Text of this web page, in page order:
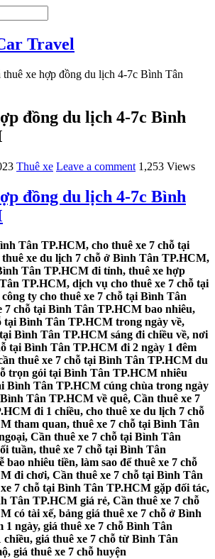
Travel
thuê xe hợp đồng du lịch 4-7c Bình Tân
đồng du lịch 4-7c Bình
Thuê xe Leave a comment 1,253 Views
đồng du lịch 4-7c Bình
Tân TP.HCM, cho thuê xe 7 chỗ tại
xe du lịch 7 chỗ ở Bình Tân TP.HCM,
Tân TP.HCM đi tỉnh, thuê xe hợp
TP.HCM, dịch vụ cho thuê xe 7 chỗ tại
ty cho thuê xe 7 chỗ tại Bình Tân
7 chỗ tại Bình Tân TP.HCM bao nhiêu,
tại Bình Tân TP.HCM trong ngày về,
Bình Tân TP.HCM sáng đi chiều về, nơi
tại Bình Tân TP.HCM đi 2 ngày 1 đêm
thuê xe 7 chỗ tại Bình Tân TP.HCM du
trọn gói tại Bình Tân TP.HCM nhiêu
Bình Tân TP.HCM cúng chùa trong ngày
Tân TP.HCM về quê, Cần thuê xe 7
đi 1 chiều, cho thuê xe du lịch 7 chỗ
tham quan, thuê xe 7 chỗ tại Bình Tân
Cần thuê xe 7 chỗ tại Bình Tân
tuần, thuê xe 7 chỗ tại Bình Tân
bao nhiêu tiền, làm sao để thuê xe 7 chỗ
đi chơi, Cần thuê xe 7 chỗ tại Bình Tân
7 chỗ tại Bình Tân TP.HCM gặp đối tác,
Tân TP.HCM giá rẻ, Cần thuê xe 7 chỗ
có tài xế, bảng giá thuê xe 7 chỗ ở Bình
ngày, giá thuê xe 7 chỗ Bình Tân
giá thuê xe 7 chỗ từ Bình Tân
giá thuê xe 7 chỗ huyện